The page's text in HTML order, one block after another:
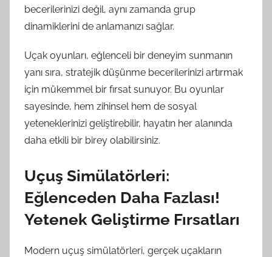
becerilerinizi değil, aynı zamanda grup
dinamiklerini de anlamanızı sağlar.
Uçak oyunları, eğlenceli bir deneyim sunmanın
yanı sıra, stratejik düşünme becerilerinizi artırmak
için mükemmel bir fırsat sunuyor. Bu oyunlar
sayesinde, hem zihinsel hem de sosyal
yeteneklerinizi geliştirebilir, hayatın her alanında
daha etkili bir birey olabilirsiniz.
Uçuş Simülatörleri:
Eğlenceden Daha Fazlası!
Yetenek Geliştirme Fırsatları
Modern uçuş simülatörleri, gerçek uçakların